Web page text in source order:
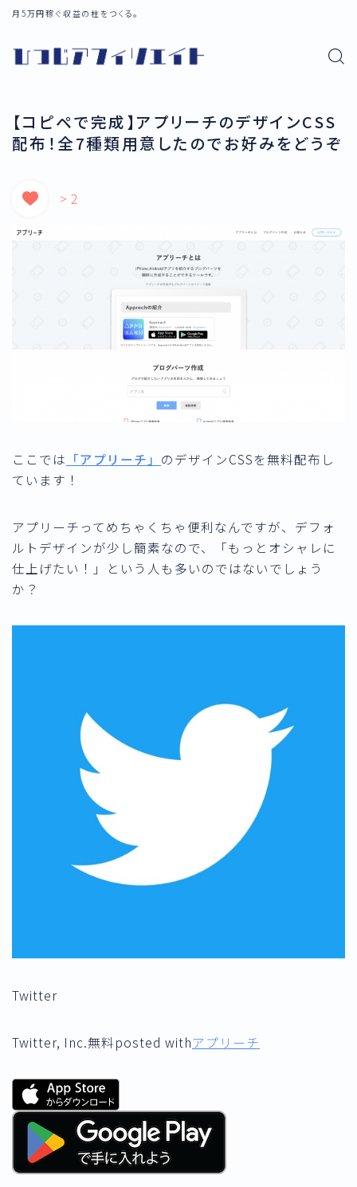
月5万円稼ぐ収益の柱をつくる。
【コピペで完成】アプリーチのデザインCSS
配布！全7種類用意したのでお好みをどうぞ
> 2
ここでは 「アプリーチ」 のデザインCSSを無料配布し
ています！
アプリーチってめちゃくちゃ便利なんですが、デフォ
ルトデザインが少し簡素なので、
「もっとオシャレに
仕上げたい！」
という人も多いのではないでしょう
か？
Twitter
Twitter, Inc.無料posted withアプリーチ